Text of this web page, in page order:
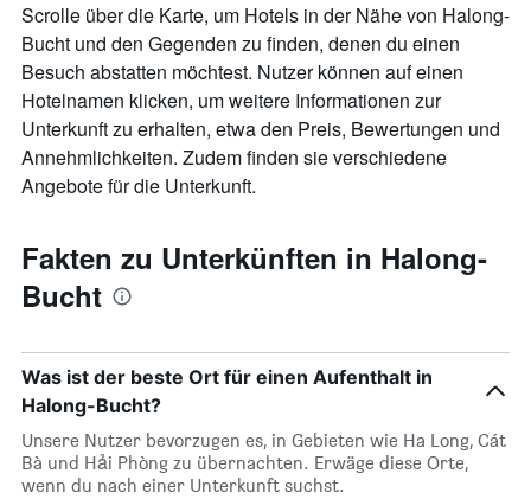
Scrolle über die Karte, um Hotels in der Nähe von Halong-
Bucht und den Gegenden zu finden, denen du einen
Besuch abstatten möchtest. Nutzer können auf einen
Hotelnamen klicken, um weitere Informationen zur
Unterkunft zu erhalten, etwa den Preis, Bewertungen und
Annehmlichkeiten. Zudem finden sie verschiedene
Angebote für die Unterkunft.
Fakten zu Unterkünften in Halong-
Bucht
Was ist der beste Ort für einen Aufenthalt in
Halong-Bucht?
Unsere Nutzer bevorzugen es, in Gebieten wie Ha Long, Cát
Bà und Hải Phòng zu übernachten. Erwäge diese Orte,
wenn du nach einer Unterkunft suchst.